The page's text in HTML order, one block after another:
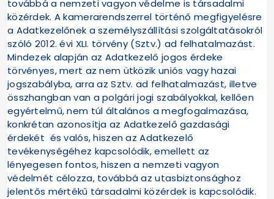
továbbá a nemzeti vagyon védelme is társadalmi
közérdek. A kamerarendszerrel történő megfigyelésre
a Adatkezelőnek a személyszállítási szolgáltatásokról
szóló 2012. évi XLI. törvény (Sztv.) ad felhatalmazást.
Mindezek alapján az Adatkezelő jogos érdeke
törvényes, mert az nem ütközik uniós vagy hazai
jogszabályba, arra az Sztv. ad felhatalmazást, illetve
összhangban van a polgári jogi szabályokkal, kellően
egyértelmű, nem túl általános a megfogalmazása,
konkrétan azonosítja az Adatkezelő gazdasági
érdekét és valós, hiszen az Adatkezelő
tevékenységéhez kapcsolódik, emellett az
lényegesen fontos, hiszen a nemzeti vagyon
védelmét célozza, továbbá az utasbiztonsághoz
jelentős mértékű társadalmi közérdek is kapcsolódik.